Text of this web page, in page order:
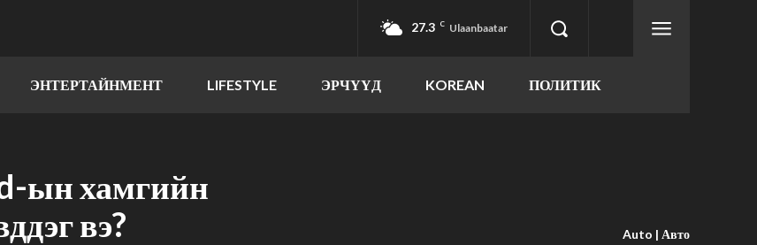
27.3 C Ulaanbaatar
ЭНТЕРТАЙНМЕНТ LIFESTYLE ЭРЧҮҮД KOREAN ПОЛИТИК
ын хамгийн
вэ?
Auto | Авто